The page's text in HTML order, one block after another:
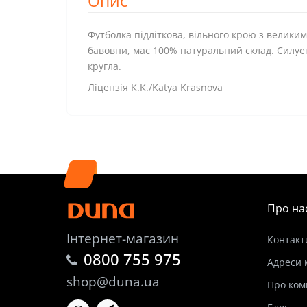
Футболка підліткова, вільного крою з
бавовни, має 100% натуральний склад.
кругла.
Ліцензія K.K./Katya Krasnova
Інтернет-магазин
0800 755 975
shop@duna.ua
Про
Адреси
Про